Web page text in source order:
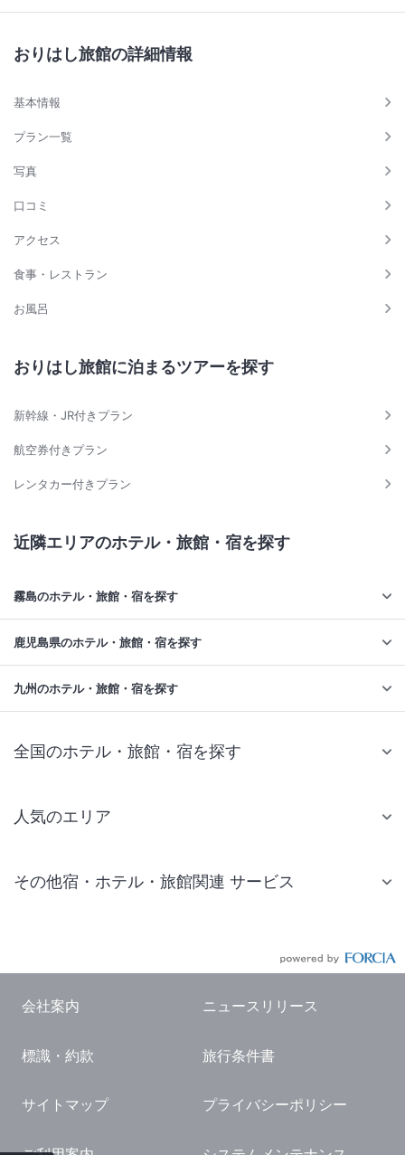
おりはし旅館の詳細情報
基本情報
プラン一覧
写真
口コミ
アクセス
食事・レストラン
お風呂
おりはし旅館に泊まるツアーを探す
新幹線・JR付きプラン
航空券付きプラン
レンタカー付きプラン
近隣エリアのホテル・旅館・宿を探す
霧島のホテル・旅館・宿を探す
鹿児島県のホテル・旅館・宿を探す
九州のホテル・旅館・宿を探す
全国のホテル・旅館・宿を探す
人気のエリア
仙台 ホテル
東京ドーム ホテル
横浜 ホテル
熱海 ホテル
その他宿・ホテル・旅館関連 サービス
国内観光ガイド
旅行・観光情報
会社案内 ニュースリリース
標識・約款 旅行条件書
サイトマップ プライバシーポリシー